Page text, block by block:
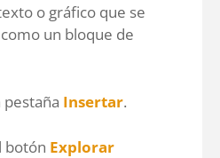
o gráfico que se
un bloque de
pestaña Insertar.
botón Explorar